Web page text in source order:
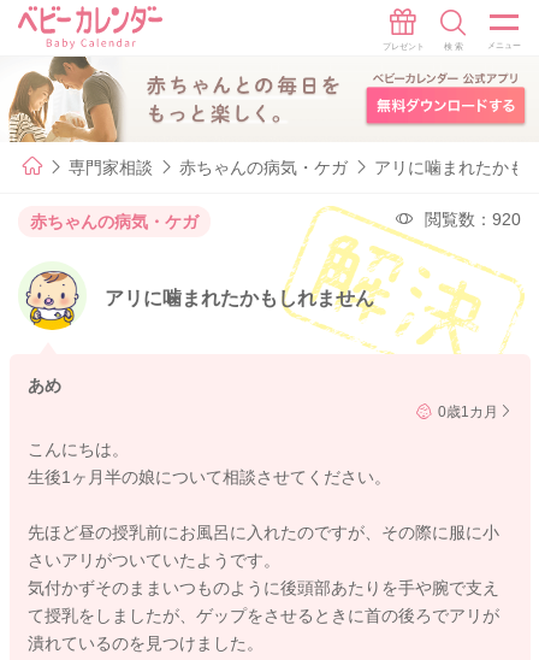
専門家相談 赤ちゃんの病気・ケガ アリに噛まれたかも
赤ちゃんの病気・ケガ 閲覧数：920
アリに噛まれたかもしれません
あめ
0歳1カ月
こんにちは。
生後1ヶ月半の娘について相談させてください。
先ほど昼の授乳前にお風呂に入れたのですが、その際に服に小
さいアリがついていたようです。
気付かずそのままいつものように後頭部あたりを手や腕で支え
て授乳をしましたが、ゲップをさせるときに首の後ろでアリが
潰れているのを見つけました。